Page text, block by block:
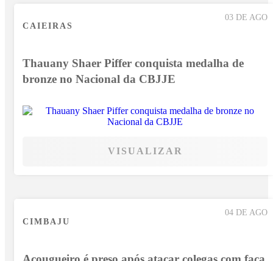
03 DE AGO
CAIEIRAS
Thauany Shaer Piffer conquista medalha de
bronze no Nacional da CBJJE
VISUALIZAR
04 DE AGO
CIMBAJU